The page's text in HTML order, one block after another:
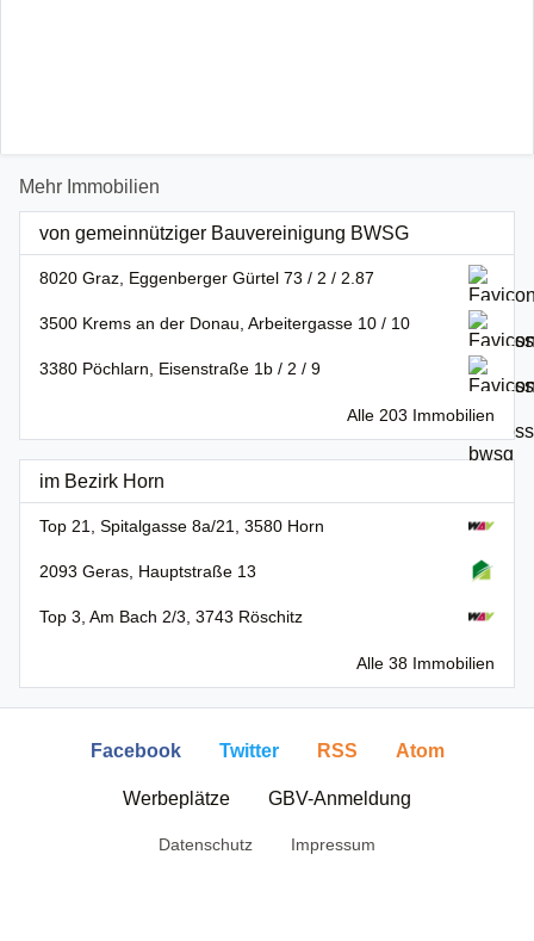
Mehr Immobilien
von gemeinnütziger Bauvereinigung BWSG
8020 Graz, Eggenberger Gürtel 73 / 2 / 2.87
3500 Krems an der Donau, Arbeitergasse 10 / 10
3380 Pöchlarn, Eisenstraße 1b / 2 / 9
Alle 203 Immobilien
im Bezirk Horn
Top 21, Spitalgasse 8a/21, 3580 Horn
2093 Geras, Hauptstraße 13
Top 3, Am Bach 2/3, 3743 Röschitz
Alle 38 Immobilien
Facebook Twitter RSS Atom
Werbeplätze GBV-Anmeldung
Datenschutz Impressum